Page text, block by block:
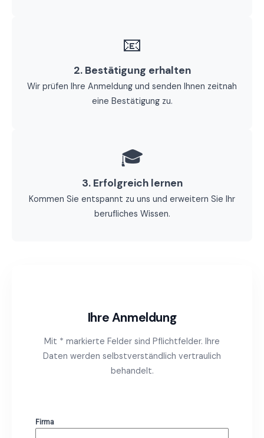
📧
2. Bestätigung erhalten
Wir prüfen Ihre Anmeldung und senden Ihnen zeitnah
eine Bestätigung zu.
🎓
3. Erfolgreich lernen
Kommen Sie entspannt zu uns und erweitern Sie Ihr
berufliches Wissen.
Ihre Anmeldung
Mit * markierte Felder sind Pflichtfelder. Ihre
Daten werden selbstverständlich vertraulich
behandelt.
Firma